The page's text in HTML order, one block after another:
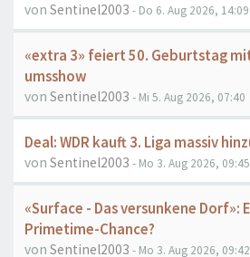
von Sentinel2003 - Do 6. Aug 2026, 14:09
«extra 3» feiert 50. Geburtstag
umsshow
von Sentinel2003 - Mi 5. Aug 2026, 07:40
Deal: WDR kauft 3. Liga massiv
von Sentinel2003 - Mo 3. Aug 2026, 09:45
«Surface - Das versunkene Dorf»:
Primetime-Chance?
von Sentinel2003 - Mo 3. Aug 2026, 09:42